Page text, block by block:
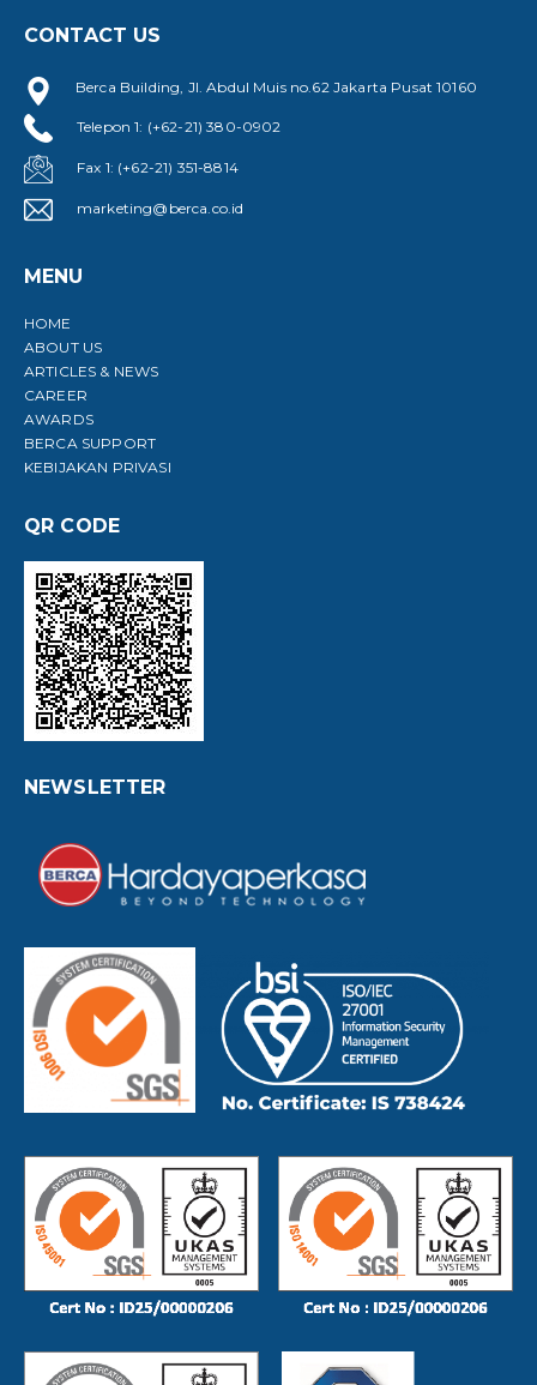
CONTACT US
Berca Building, Jl. Abdul Muis no.62 Jakarta Pusat 10160
Telepon 1: (+62-21) 380-0902
Fax 1: (+62-21) 351-8814
marketing@berca.co.id
MENU
HOME
ABOUT US
ARTICLES & NEWS
CAREER
AWARDS
BERCA SUPPORT
KEBIJAKAN PRIVASI
QR CODE
NEWSLETTER